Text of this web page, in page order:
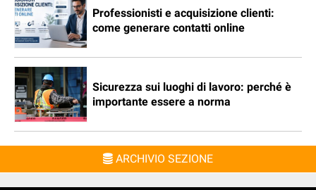
Professionisti e acquisizione clienti:
come generare contatti online
Sicurezza sui luoghi di lavoro: perché è
importante essere a norma
ARCHIVIO SEZIONE